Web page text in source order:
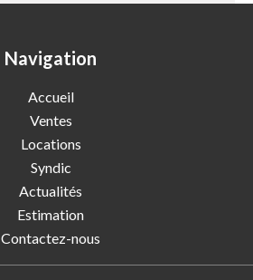
Navigation
Accueil
Ventes
Locations
Syndic
Actualités
Estimation
Contactez-nous